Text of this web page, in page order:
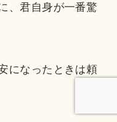
、君自身が一番驚
になったときは頼